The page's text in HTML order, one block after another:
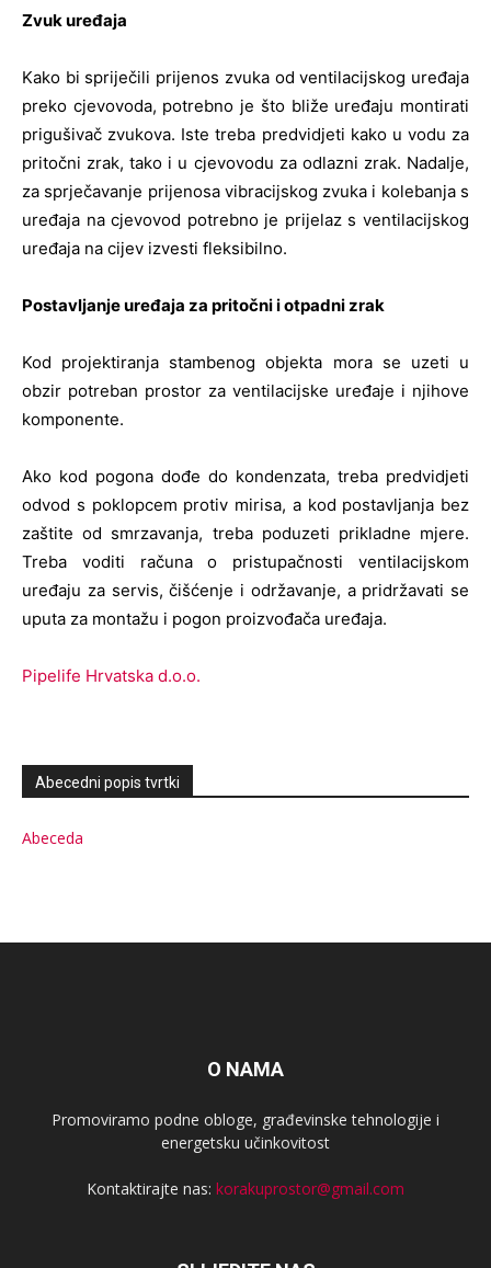
Zvuk uređaja
Kako bi spriječili prijenos zvuka od ventilacijskog uređaja
preko cjevovoda, potrebno je što bliže uređaju montirati
prigušivač zvukova. Iste treba predvidjeti kako u vodu za
pritočni zrak, tako i u cjevovodu za odlazni zrak. Nadalje,
za sprječavanje prijenosa vibracijskog zvuka i kolebanja s
uređaja na cjevovod potrebno je prijelaz s ventilacijskog
uređaja na cijev izvesti fleksibilno.
Postavljanje uređaja za pritočni i otpadni zrak
Kod projektiranja stambenog objekta mora se uzeti u
obzir potreban prostor za ventilacijske uređaje i njihove
komponente.
Ako kod pogona dođe do kondenzata, treba predvidjeti
odvod s poklopcem protiv mirisa, a kod postavljanja bez
zaštite od smrzavanja, treba poduzeti prikladne mjere.
Treba voditi računa o pristupačnosti ventilacijskom
uređaju za servis, čišćenje i održavanje, a pridržavati se
uputa za montažu i pogon proizvođača uređaja.
Pipelife Hrvatska d.o.o.
Abecedni popis tvrtki
Abeceda
O NAMA
Promoviramo podne obloge, građevinske tehnologije i
energetsku učinkovitost
Kontaktirajte nas: korakuprostor@gmail.com